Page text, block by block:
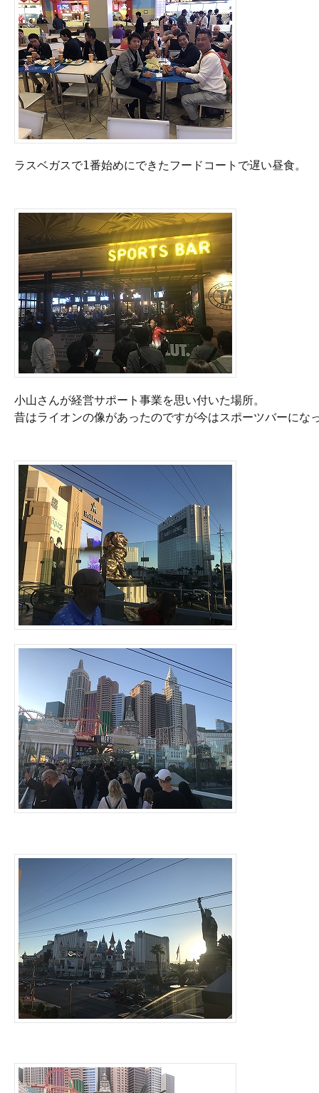
ラスベガスで1番始めにできたフードコートで遅い昼食。
小山さんが経営サポート事業を思い付いた場所。
昔はライオンの像があったのですが今はスポーツバーにな